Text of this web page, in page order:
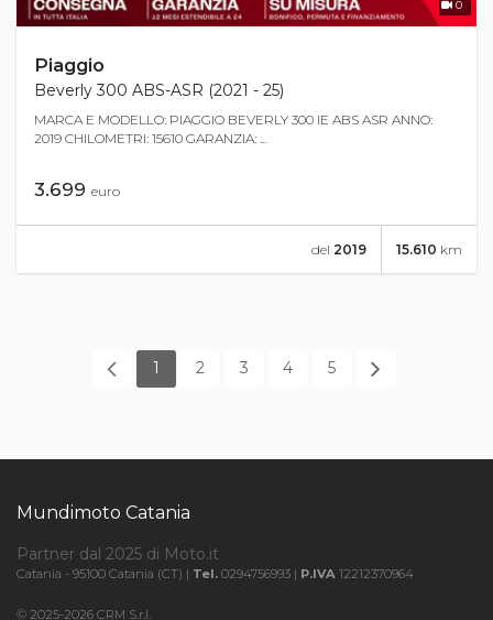
0
Piaggio
Beverly 300 ABS-ASR (2021 - 25)
MARCA E MODELLO: PIAGGIO BEVERLY 300 IE ABS ASR ANNO:
2019 CHILOMETRI: 15610 GARANZIA: ...
3.699 euro
15.610 km
del 2019
1 2 3 4 5
Mundimoto Catania
Partner dal 2025 di Moto.it
Catania - 95100 Catania (CT) | Tel. 0294756993 | P.IVA 12212370964
© 2025-2026 CRM S.r.l.